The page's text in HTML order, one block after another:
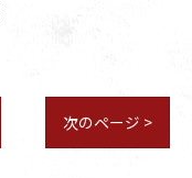
次のページ >